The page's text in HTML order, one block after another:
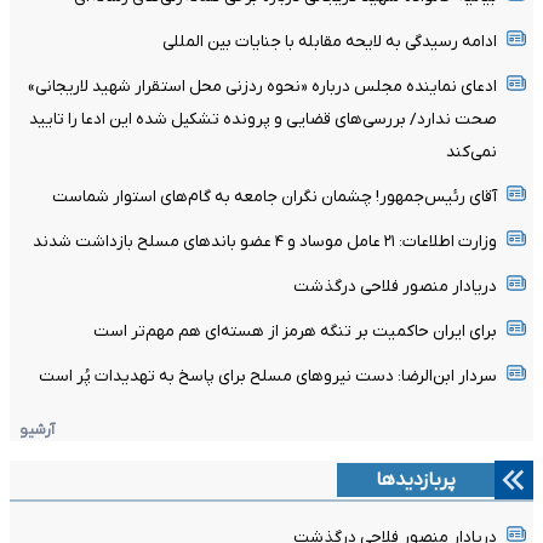
ادامه رسیدگی به لایحه مقابله با جنایات بین المللی
ادعای نماینده مجلس درباره «نحوه ردزنی محل استقرار شهید لاریجانی»
صحت ندارد/ بررسی‌های قضایی و پرونده تشکیل شده این ادعا را تایید
نمی‌کند
آقای رئیس‌جمهور! چشمان نگران جامعه به گام‌های استوار شماست
وزارت اطلاعات: ۲۱ عامل موساد و ۴ عضو باندهای مسلح بازداشت شدند
دریادار منصور فلاحی درگذشت
برای ایران حاکمیت بر تنگه هرمز از هسته‌ای هم مهم‌تر است
سردار ابن‌الرضا: دست نیروهای مسلح برای پاسخ به تهدیدات پُر است
آرشیو
پربازدیدها
دریادار منصور فلاحی درگذشت